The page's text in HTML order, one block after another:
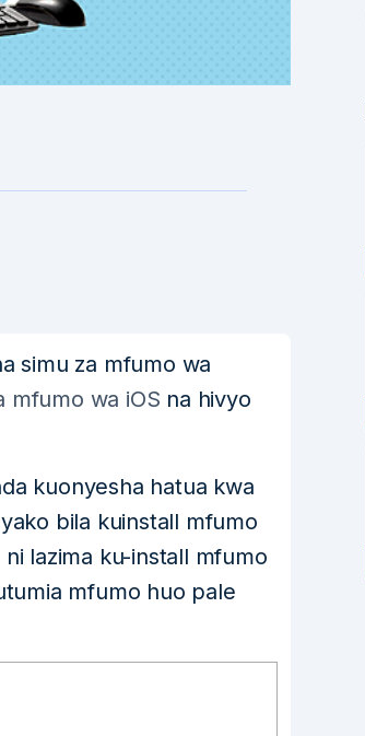
simu za mfumo wa
mfumo wa iOS na hivyo
kuonyesha hatua kwa
bila kuinstall mfumo
lazima ku-install mfumo
mfumo huo pale